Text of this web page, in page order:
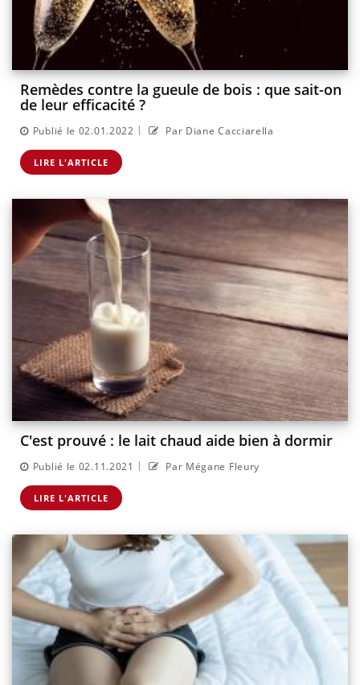
Remèdes contre la gueule de bois : que sait-on
de leur efficacité ?
Publié le 02.01.2022 | Par Diane Cacciarella
LIRE L'ARTICLE
C'est prouvé : le lait chaud aide bien à dormir
Publié le 02.11.2021 | Par Mégane Fleury
LIRE L'ARTICLE